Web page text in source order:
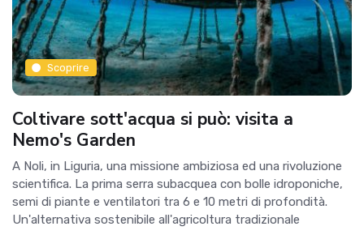
Scoprire
Coltivare sott'acqua si può: visita a
Nemo's Garden
A Noli, in Liguria, una missione ambiziosa ed una rivoluzione
scientifica. La prima serra subacquea con bolle idroponiche,
semi di piante e ventilatori tra 6 e 10 metri di profondità.
Un'alternativa sostenibile all'agricoltura tradizionale